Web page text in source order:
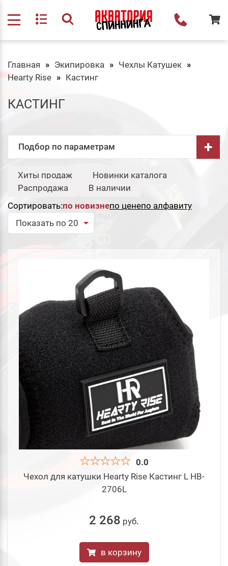
Главная Экипировка
Чехлы Катушек
Hearty Rise
Кастинг
КАСТИНГ
Подбор по параметрам +
Бренд:
Свернуть
Etuoh
Сбросить
Хиты продаж
Новинки каталога
Распродажа
В наличии
Сортировать:по новизнепо ценепо алфавиту
Показать по 20
0.0
Чехол для катушки Hearty Rise Кастинг L HB-
2706L
2 268 руб.
в корзину